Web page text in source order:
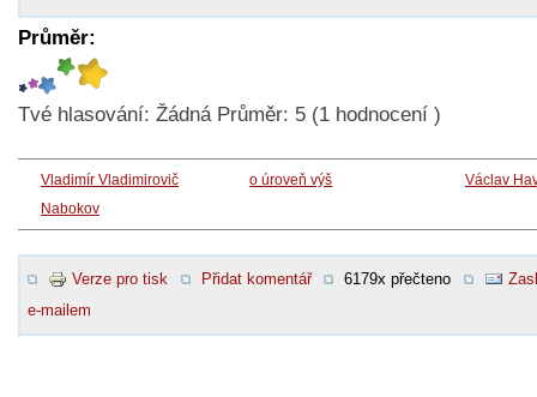
Průměr:
Tvé hlasování: Žádná Průměr: 5 (1 hodnocení )
Vladimír Vladimirovič
Nabokov
o úroveň výš Václav
Verze pro tisk Přidat komentář 6179x přečteno
e-mailem